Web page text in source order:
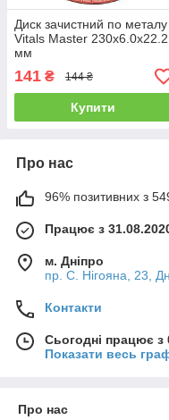
Диск зачистний по металу
Vitals Master 230х6.0х22.2
мм
141 ₴ 144 ₴
Купити
Про нас
96% позитивних з 549
Працює з
м. Дніпро
пр. С. Нігояна, 23,
Контакти
Сьогодні працює з
Показати весь
Про нас